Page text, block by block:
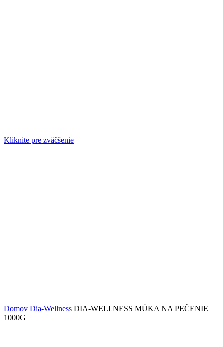
Kliknite pre zväčšenie
Domov Dia-Wellness DIA-WELLNESS MÚKA NA PEČENIE
1000G